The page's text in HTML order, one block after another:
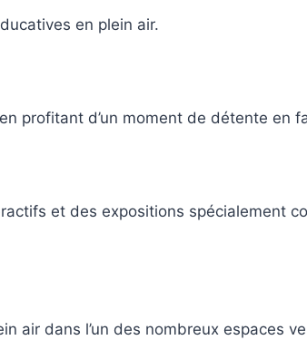
en plein air.
profitant d’un moment de détente en
et des expositions spécialement
air dans l’un des nombreux espaces